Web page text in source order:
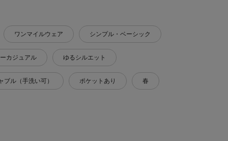
ワンマイルウェア シンプル・ベーシック
カジュアル ゆるシルエット
ブル（手洗い可） ポケットあり 春